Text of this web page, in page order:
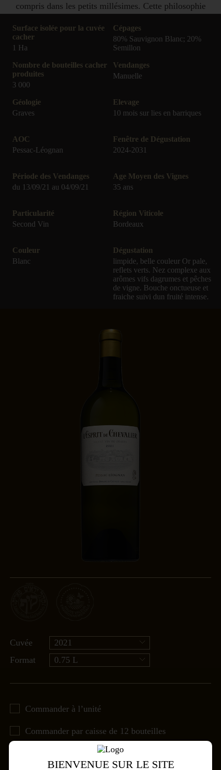
compris dans les petits millésimes. Cette philosophie
qui conduit parfois les acteurs du vignoble à opérer cinq
tries successives lors des vendanges, selon l’évolution de
la maturité.
Il est aussi parfaitement incarné, depuis 1989, par la
présence d’un deuxième vin baptisé « l’Esprit de
Chevalier », nom très évocateur qui exprime cet « état
d’esprit » bien particulier qui traduit la nature profonde de
Ensuite, depuis 1986, la plantation de jeunes vignes a
nécessité l’assemblage d’un deuxième vin, en rouge et en
jeunes vignes, celui-ci intègre les cuvées qui n’ont pas
tout à fait la structure et la précision du Grand vin.
Concernant les vins blancs secs, la sélection des barriques
une à une permet d’élaborer un deuxième vin riche, vif et
s’apprécier jeune. L’Esprit de Chevalier blanc possède un
caractère fruité et racé, plus ouvert aussi et donc plus
facile à apprécier dans son jeune âge.
Surface isolée pour la cuvée
cacher
1 Ha
Cépages
80% Sauvignon Blanc; 20%
Semillon
Nombre de bouteilles cacher
produites
3 000
Vendanges
Manuelle
Géologie
Graves
Elevage
10 mois sur lies en barriques
AOC
Pessac-Léognan
Fenêtre de Dégustation
2024-2031
Période des Vendanges
du 13/09/21 au 04/09/21
Age Moyen des Vignes
35 ans
Particularité
Second Vin
Région Viticole
Bordeaux
Couleur
Blanc
Dégustation
limpide, belle couleur Or pale,
reflets verts. Nez complexe aux
arômes vifs dagrumes et pêches
de vigne. Bouche onctueuse et
fraiche suivi dun fruité intense.
Cuvée
2021
Format
0.75 L
Commander à l’unité
Commander par caisse de 12 bouteilles
BIENVENUE SUR LE SITE